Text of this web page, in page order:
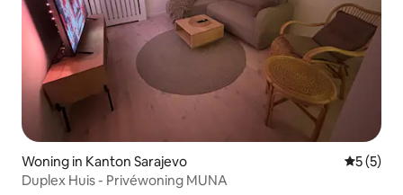
Woning in Kanton Sarajevo
5 (5)
Duplex Huis - Privéwoning MUNA